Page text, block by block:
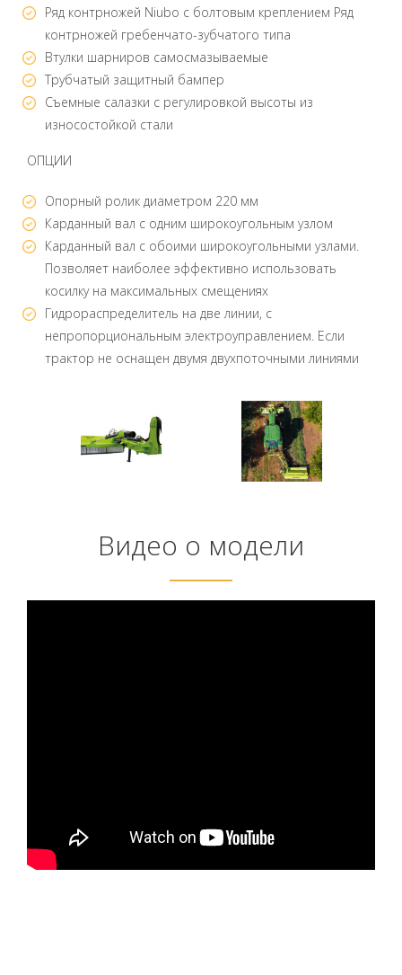
Ряд контрножей Niubo с болтовым креплением Ряд
контрножей гребенчато-зубчатого типа
Втулки шарниров самосмазываемые
Трубчатый защитный бампер
Съемные салазки с регулировкой высоты из
износостойкой стали
ОПЦИИ
Опорный ролик диаметром 220 мм
Карданный вал с одним широкоугольным узлом
Карданный вал с обоими широкоугольными узлами.
Позволяет наиболее эффективно использовать
косилку на максимальных смещениях
Гидрораспределитель на две линии, с
непропорциональным электроуправлением. Если
трактор не оснащен двумя двухпоточными линиями
Видео о модели